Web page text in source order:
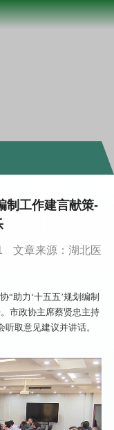
制工作建言献策-
文章来源：湖北医
“助力‘十五五’规划编制
市政协主席蔡贤忠主持
取意见建议并讲话。